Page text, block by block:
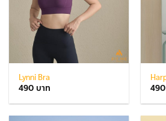
Lynni Bra
490 490